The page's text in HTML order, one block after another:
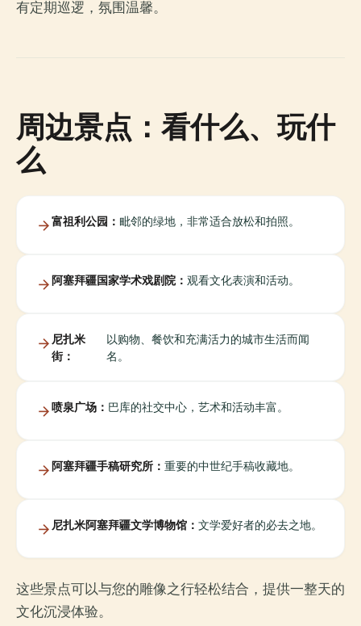
有定期巡逻，氛围温馨。
周边景点：看什么、玩什
么
富祖利公园： 毗邻的绿地，非常适合放松和拍照。
阿塞拜疆国家学术戏剧院： 观看文化表演和活动。
尼扎米
街：
以购物、餐饮和充满活力的城市生活而闻
名。
喷泉广场： 巴库的社交中心，艺术和活动丰富。
阿塞拜疆手稿研究所： 重要的中世纪手稿收藏地。
尼扎米阿塞拜疆文学博物馆： 文学爱好者的必去之地。
这些景点可以与您的雕像之行轻松结合，提供一整天的
文化沉浸体验。